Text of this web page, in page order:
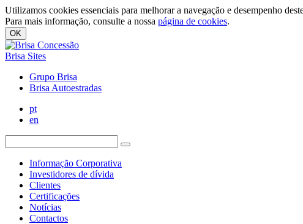
Utilizamos cookies essenciais para melhorar a navegação e desempenho
Para mais informação, consulte a nossa página de cookies.
OK
Brisa Sites
Grupo Brisa
Brisa Autoestradas
pt
en
Informação Corporativa
Investidores de dívida
Clientes
Certificações
Notícias
Contactos